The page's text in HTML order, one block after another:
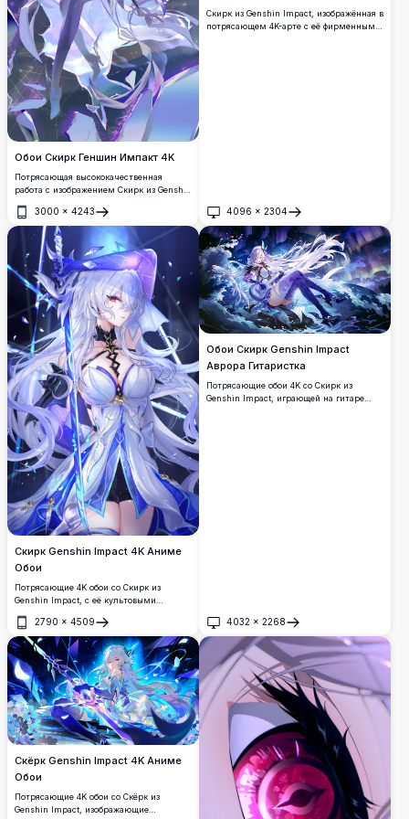
Обои Скирк Геншин Импакт 4K
Потрясающая высококачественная
работа с изображением Скирк из Genshin
тонах. Красивый дизайн аниме-
персонажа с развевающимися волосами
и мистическими энергетическими
эффектами, идеально подходящий для
фанатов премиум-обоев.
3000 × 4243
Открыть
Скирк из Genshin Impact, изображённая в
потрясающем 4K-арте с её фирменными
4096 × 2304
Открыть
Скирк Genshin Impact 4K Аниме
Обои
Потрясающие 4K обои со Скирк из
Genshin Impact, с её культовыми
белыми волосами, красными глазами,
синей шляпой ведьмы и светящимся
мечом. Цифровое искусство высокого
разрешения с драматическим
освещением и элегантным дизайном
фэнтезийного костюма.
2790 × 4509
Открыть
Обои Скирк Genshin Impact
Аврора Гитаристка
Потрясающие обои 4K со Скирк из
Genshin Impact, играющей на гитаре
4032 × 2268
Открыть
Скёрк Genshin Impact 4K Аниме
Обои
Потрясающие 4K обои со Скёрк из
Genshin Impact, изображающие